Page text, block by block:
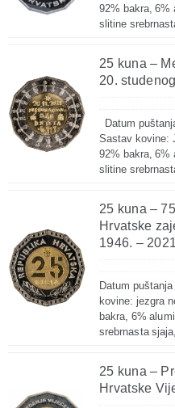
92% bakra, 6%
slitine
25 kuna –
20.
Datum
Sastav kovine:
92% bakra, 6%
slitine
25 kuna –
Hrvatske
1946. –
Datum
kovine: jezgra
bakra, 6%
srebrnasta
25 kuna –
Hrvatske